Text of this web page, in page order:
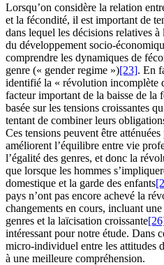
Lorsqu’on considère la relation
et la fécondité, il est important de
dans lequel les décisions relatives
du développement socio-
comprendre les dynamiques de
genre (« gender regime »)[23]. En
identifié la « révolution incomplète
facteur important de la baisse de la
basée sur les tensions croissantes
tentant de combiner leurs
Ces tensions peuvent être
améliorent l’équilibre entre vie
l’égalité des genres, et donc la
que lorsque les hommes
domestique et la garde des enfants
pays n’ont pas encore achevé la
changements en cours, incluant
genres et la laïcisation croissante
intéressant pour notre étude. Dans
micro-individuel entre les attitudes
à une meilleure compréhension.